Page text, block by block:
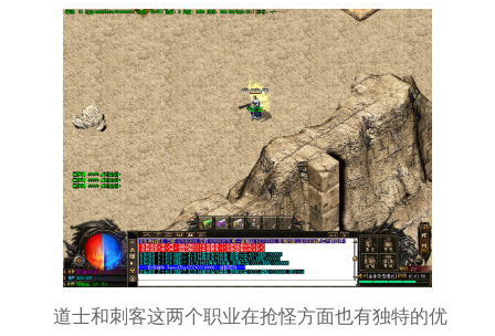
道士和刺客这两个职业在抢怪方面也有独特的优